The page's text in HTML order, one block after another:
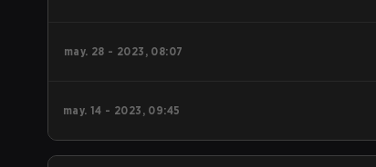
may. 28 - 2023, 08:07
may. 14 - 2023, 09:45